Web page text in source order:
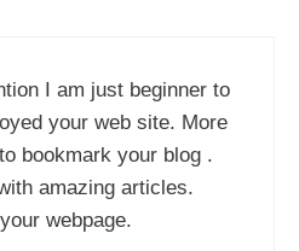
I am just beginner to
your web site. More
bookmark your blog .
amazing articles.
webpage.